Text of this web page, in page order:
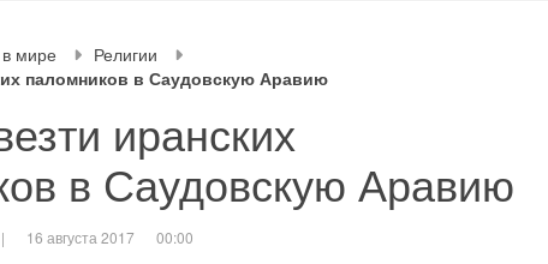
мире
Религии
паломников в Саудовскую Аравию
иранских
в Саудовскую Аравию
| 16 августа 2017 00:00